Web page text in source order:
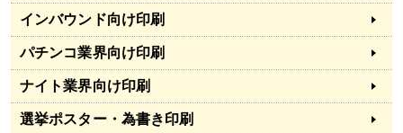
インバウンド向け印刷
パチンコ業界向け印刷
ナイト業界向け印刷
選挙ポスター・為書き印刷